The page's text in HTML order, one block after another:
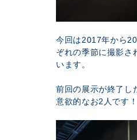
今回は2017年から
ぞれの季節に撮影さ
います。
前回の展示が終了し
意欲的なお2人です！